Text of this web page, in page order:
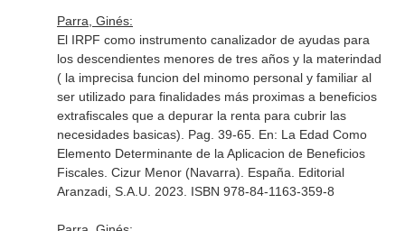
Parra, Ginés:
El IRPF como instrumento canalizador de ayudas para
los descendientes menores de tres años y la materindad
( la imprecisa funcion del minomo personal y familiar al
ser utilizado para finalidades más proximas a beneficios
extrafiscales que a depurar la renta para cubrir las
necesidades basicas). Pag. 39-65. En: La Edad Como
Elemento Determinante de la Aplicacion de Beneficios
Fiscales. Cizur Menor (Navarra). España. Editorial
Aranzadi, S.A.U. 2023. ISBN 978-84-1163-359-8